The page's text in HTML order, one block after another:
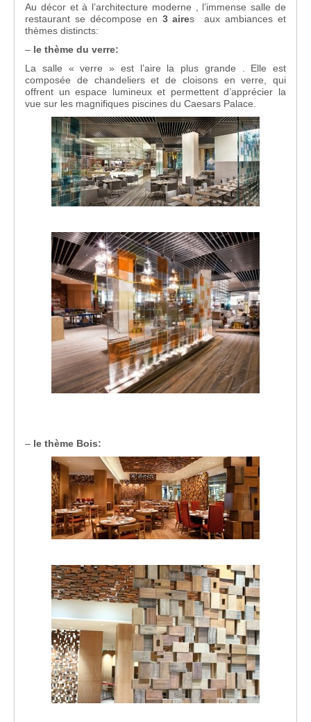
Au décor et à l’architecture moderne , l’immense salle de
restaurant se décompose en 3 aires aux ambiances et
thèmes distincts:
– le thème du verre:
La salle « verre » est l’aire la plus grande . Elle est
composée de chandeliers et de cloisons en verre, qui
offrent un espace lumineux et permettent d’apprécier la
vue sur les magnifiques piscines du Caesars Palace.
– le thème Bois: